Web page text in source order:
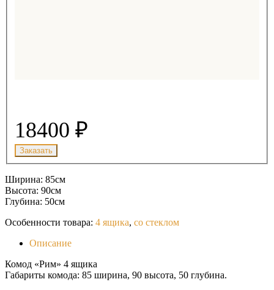
18400 ₽
Ширина: 85см
Высота: 90см
Глубина: 50см
Особенности товара: 4 ящика, со стеклом
Описание
Комод «Рим» 4 ящика
Габариты комода: 85 ширина, 90 высота, 50 глубина.